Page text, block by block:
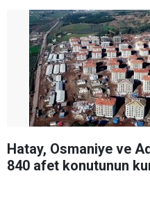
Hatay, Osmaniye ve
840 afet konutunun